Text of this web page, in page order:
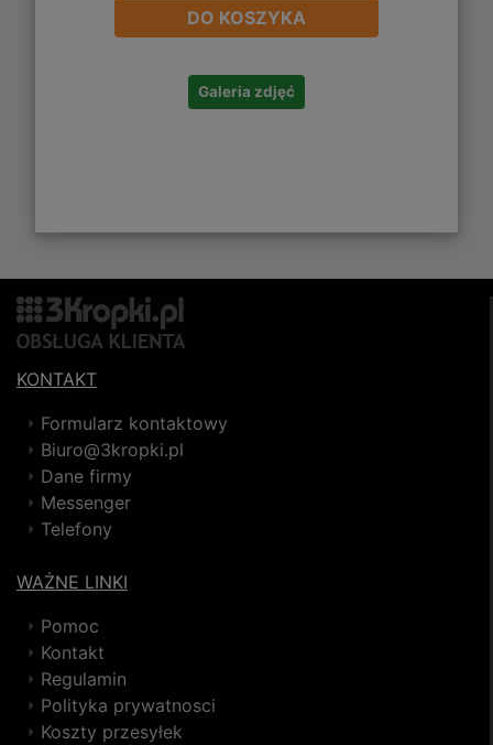
DO KOSZYKA
Galeria zdjęć
KONTAKT
Formularz kontaktowy
Biuro@3kropki.pl
Dane firmy
Messenger
Telefony
WAŻNE LINKI
Pomoc
Kontakt
Regulamin
Polityka prywatnosci
Koszty przesyłek